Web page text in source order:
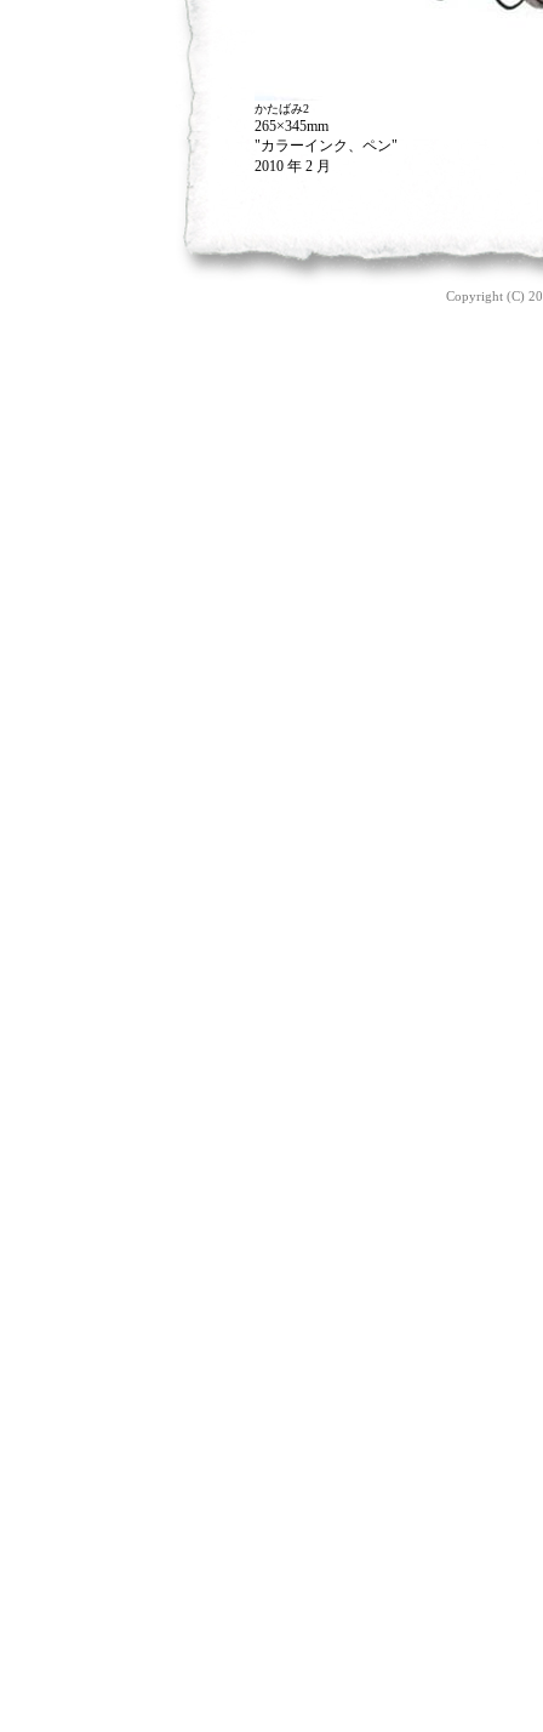
かたばみ2
265×345mm
"カラーインク、ペン"
2010 年 2 月
Copyright (C)